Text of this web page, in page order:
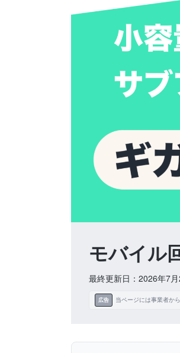
モバイル
最終更新日：2026年7
広告 当ページには事業者か